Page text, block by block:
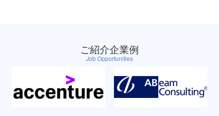
ご紹介企業例
Job Opportunities